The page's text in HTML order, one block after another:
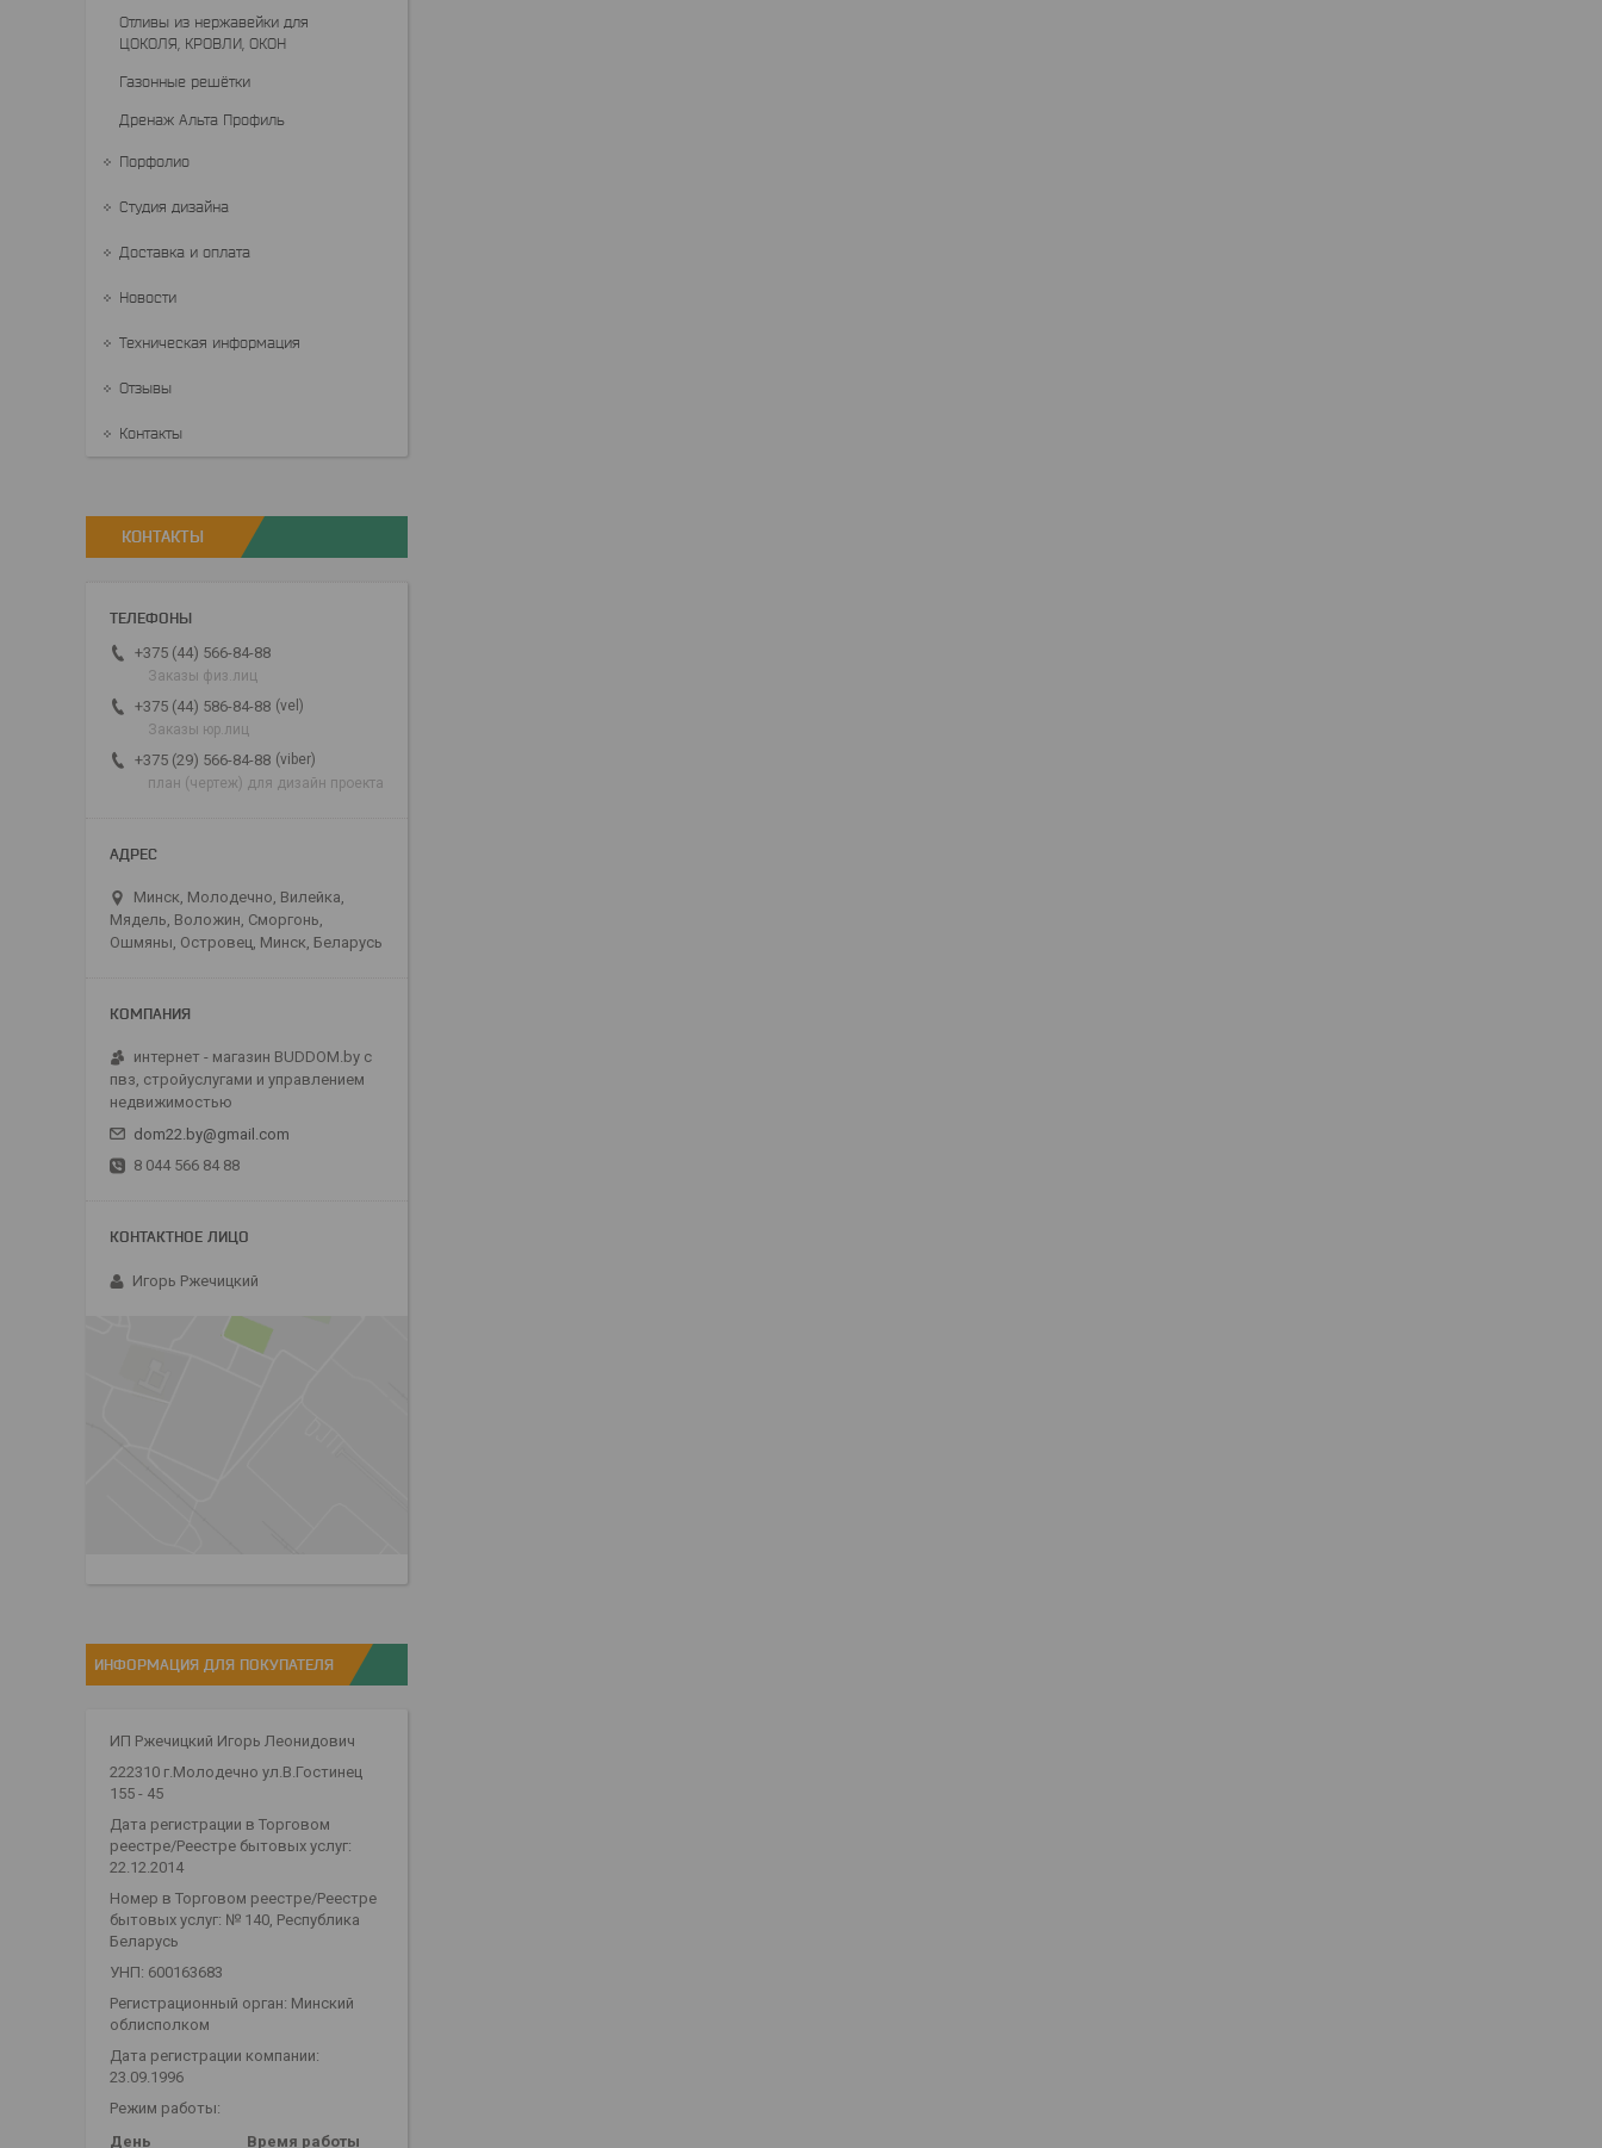
Отливы из нержавейки для
ЦОКОЛЯ, КРОВЛИ, ОКОН
Газонные решётки
Дренаж Альта Профиль
Порфолио
Студия дизайна
Доставка и оплата
Новости
Техническая информация
Отзывы
Контакты
КОНТАКТЫ
+375 (44) 566-84-88
Заказы физ.лиц
+375 (44) 586-84-88 vel
Заказы юр.лиц
+375 (29) 566-84-88 viber
план (чертеж) для дизайн проекта
Минск, Молодечно, Вилейка,
Мядель, Воложин, Сморгонь,
Ошмяны, Островец, Минск, Беларусь
интернет - магазин BUDDOM.by с
пвз, стройуслугами и управлением
недвижимостью
dom22.by@gmail.com
8 044 566 84 88
Игорь Ржечицкий
ИНФОРМАЦИЯ ДЛЯ ПОКУПАТЕЛЯ
ИП Ржечицкий Игорь Леонидович
222310 г.Молодечно ул.В.Гостинец
155 - 45
Дата регистрации в Торговом
реестре/Реестре бытовых услуг:
22.12.2014
Номер в Торговом реестре/Реестре
бытовых услуг: № 140, Республика
Беларусь
УНП: 600163683
Регистрационный орган: Минский
облисполком
Дата регистрации компании:
23.09.1996
Режим работы:
День
Время работы